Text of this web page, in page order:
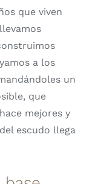
que viven
a los
un
que
mejores y
escudo llega